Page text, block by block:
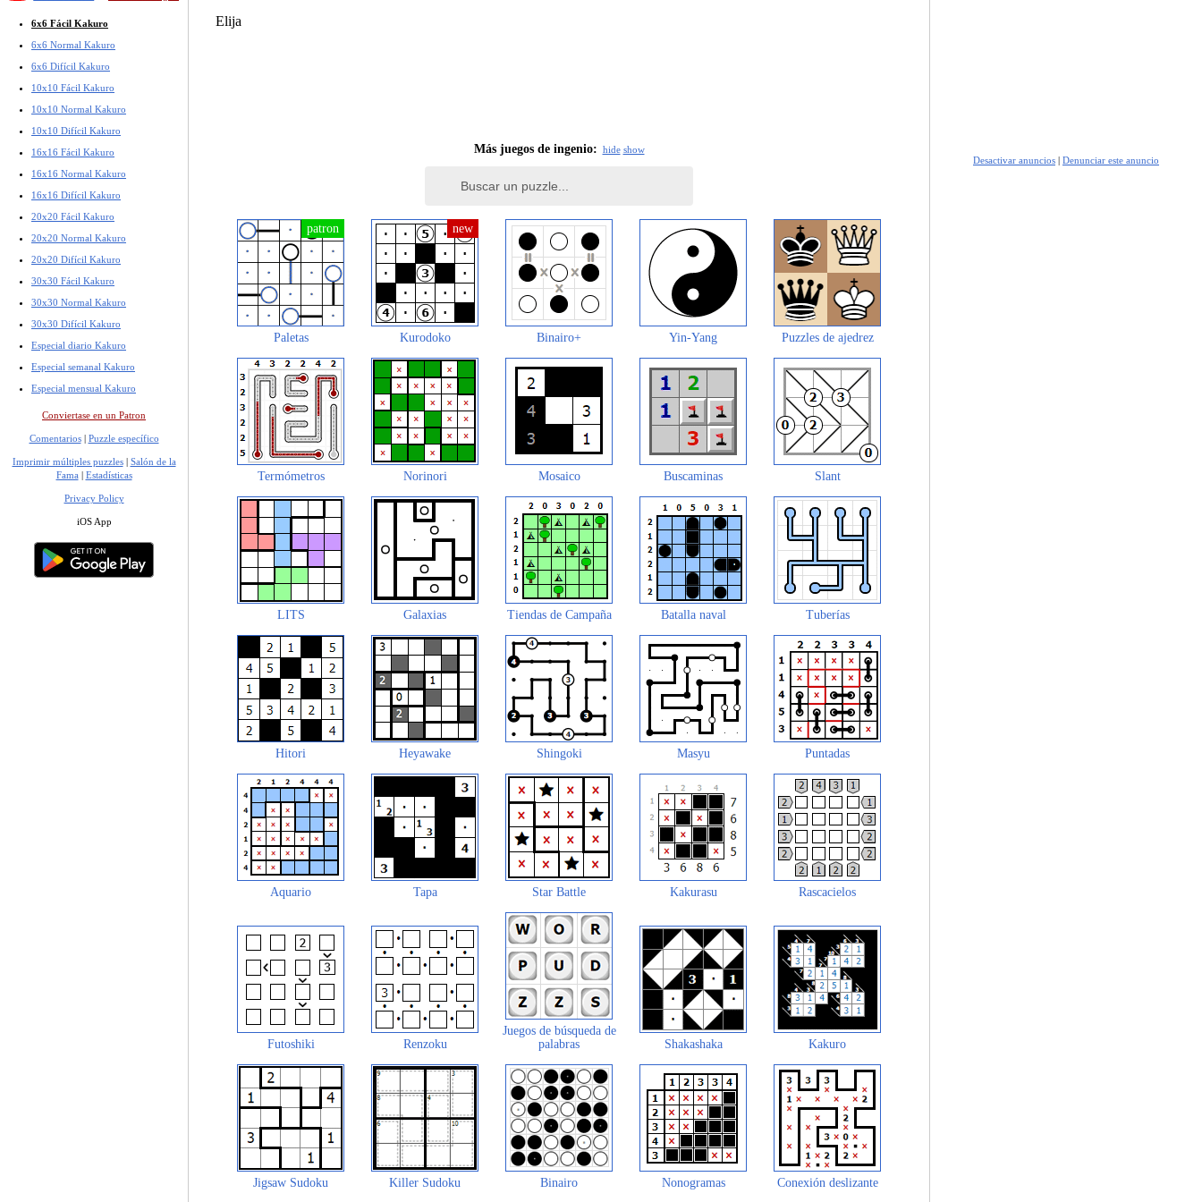
6x6 Fácil Kakuro
6x6 Normal Kakuro
6x6 Difícil Kakuro
10x10 Fácil Kakuro
10x10 Normal Kakuro
10x10 Difícil Kakuro
16x16 Fácil Kakuro
16x16 Normal Kakuro
16x16 Difícil Kakuro
20x20 Fácil Kakuro
20x20 Normal Kakuro
20x20 Difícil Kakuro
30x30 Fácil Kakuro
30x30 Normal Kakuro
30x30 Difícil Kakuro
Especial diario Kakuro
Especial semanal Kakuro
Especial mensual Kakuro
Conviertase en un Patron
Comentarios| Puzzle específico
Imprimir múltiples puzzles| Salón de la
Fama | Estadísticas
Privacy Policy
iOS App
Elija
Más juegos de ingenio: hide show
Paletas Kurodoko Binairo+ Yin-Yang Puzzles de ajedrez
Termómetros Norinori Mosaico Buscaminas Slant
LITS Galaxias Tiendas de Campaña Batalla naval Tuberías
Hitori Heyawake Shingoki Masyu Puntadas
Aquario Tapa Star Battle Kakurasu Rascacielos
Futoshiki Renzoku
Juegos de búsqueda de
palabras
Shakashaka Kakuro
Jigsaw Sudoku Killer Sudoku Binairo Nonogramas Conexión deslizante
Desactivar anuncios | Denunciar este anuncio